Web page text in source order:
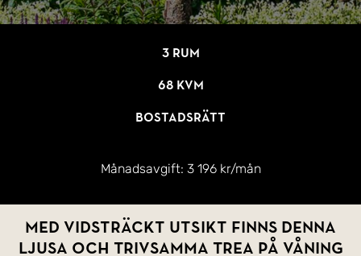
3 rum
68 kvm
Bostadsrätt
Månadsavgift: 3 196 kr/mån
MED VIDSTRÄCKT UTSIKT finns denna
ljusa och trivsamma trea på våning